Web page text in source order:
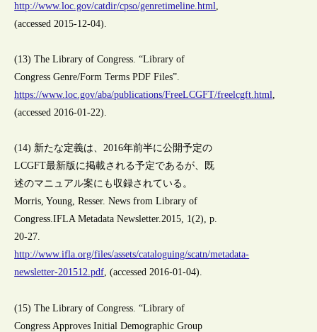
http://www.loc.gov/catdir/cpso/genretimeline.html,
(accessed 2015-12-04).
(13) The Library of Congress. “Library of
Congress Genre/Form Terms PDF Files”.
https://www.loc.gov/aba/publications/FreeLCGFT/freelcgft.html,
(accessed 2016-01-22).
(14) 新たな定義は、2016年前半に公開予定の
LCGFT最新版に掲載される予定であるが、既
述のマニュアル案にも収録されている。
Morris, Young, Resser. News from Library of
Congress.IFLA Metadata Newsletter.2015, 1(2), p.
20-27.
http://www.ifla.org/files/assets/cataloguing/scatn/metadata-
newsletter-201512.pdf, (accessed 2016-01-04).
(15) The Library of Congress. “Library of
Congress Approves Initial Demographic Group